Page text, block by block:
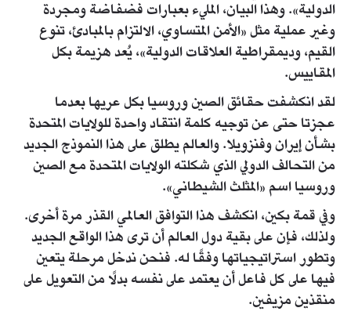
الدولية». وهذا البيان، المليء بعبارات فضفاضة ومجردة
وغير عملية مثل «الأمن المتساوي، الالتزام بالمبادئ، تنوع
القيم، وديمقراطية العلاقات الدولية»، يُعد هزيمة بكل
المقاييس.
لقد انكشفت حقائق الصين وروسيا بكل عريها بعدما
عجزتا حتى عن توجيه كلمة انتقاد واحدة للولايات المتحدة
بشأن إيران وفنزويلا. والعالم يطلق على هذا النموذج الجديد
من التحالف الدولي الذي شكلته الولايات المتحدة مع الصين
وروسيا اسم «المثلث الشيطاني».
وفي قمة بكين، انكشف هذا التوافق العالمي القذر مرة أخرى.
ولذلك، فإن على بقية دول العالم أن ترى هذا الواقع الجديد
وتطور استراتيجياتها وفقًا له. فنحن ندخل مرحلة يتعين
فيها على كل فاعل أن يعتمد على نفسه بدلًا من التعويل على
منقذين مزيفين.